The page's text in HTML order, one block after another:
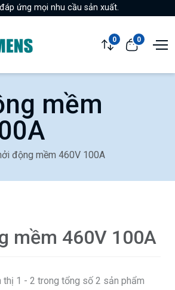
ứng mọi nhu cầu sản xuất.
0 0
mềm
động mềm 460V 100A
mềm 460V 100A
thị 1 - 2 trong tổng số 2 sản phẩm